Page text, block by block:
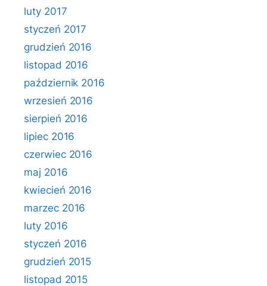
luty 2017
styczeń 2017
grudzień 2016
listopad 2016
październik 2016
wrzesień 2016
sierpień 2016
lipiec 2016
czerwiec 2016
maj 2016
kwiecień 2016
marzec 2016
luty 2016
styczeń 2016
grudzień 2015
listopad 2015